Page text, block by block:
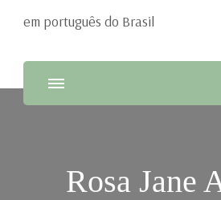
em português do Brasil
Rosa Jane